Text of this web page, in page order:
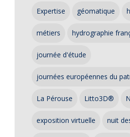
Expertise géomatique
métiers hydrographie
journée d'étude
journées européennes du
La Pérouse Litto3D®
exposition virtuelle nuit